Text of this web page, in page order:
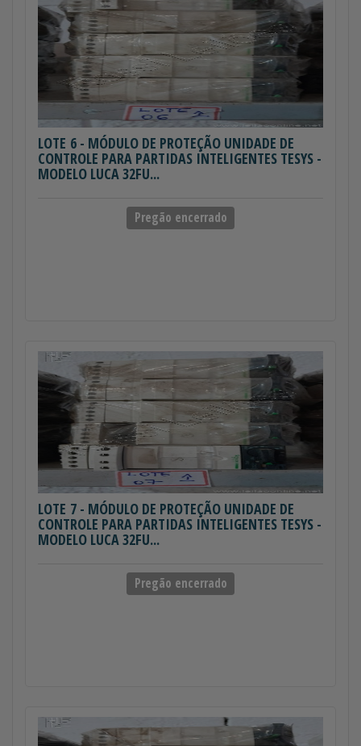
LOTE 6 - MÓDULO DE PROTEÇÃO UNIDADE DE
CONTROLE PARA PARTIDAS INTELIGENTES TESYS -
MODELO LUCA 32FU...
Pregão encerrado
LOTE 7 - MÓDULO DE PROTEÇÃO UNIDADE DE
CONTROLE PARA PARTIDAS INTELIGENTES TESYS -
MODELO LUCA 32FU...
Pregão encerrado